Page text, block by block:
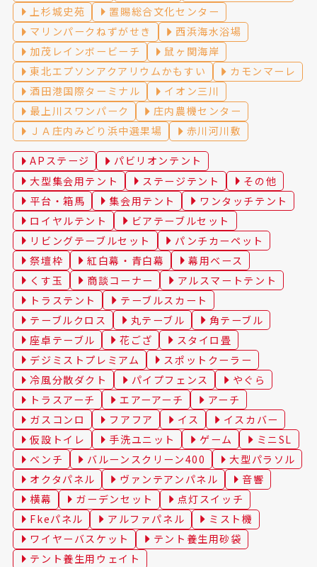
上杉城史苑
置賜総合文化センター
マリンパークねずがせき
西浜海水浴場
加茂レインボービーチ
鼠ヶ関海岸
東北エプソンアクアリウムかもすい
カモンマーレ
酒田港国際ターミナル
イオン三川
最上川スワンパーク
庄内農機センター
ＪＡ庄内みどり浜中選果場
赤川河川敷
APステージ
パビリオンテント
大型集会用テント
ステージテント
その他
平台・箱馬
集会用テント
ワンタッチテント
ロイヤルテント
ビアテーブルセット
リビングテーブルセット
パンチカーペット
祭壇枠
紅白幕・青白幕
幕用ベース
くす玉
商談コーナー
アルスマートテント
トラステント
テーブルスカート
テーブルクロス
丸テーブル
角テーブル
座卓テーブル
花ござ
スタイロ畳
デジミストプレミアム
スポットクーラー
冷風分散ダクト
パイプフェンス
やぐら
トラスアーチ
エアーアーチ
アーチ
ガスコンロ
フアフア イス
イスカバー
仮設トイレ
手洗ユニット ゲーム
ミニSL
ベンチ
バルーンスクリーン400
大型パラソル
オクタパネル
ヴァンテアンパネル
音響
横幕
ガーデンセット
点灯スイッチ
Fkeパネル
アルファパネル
ミスト機
ワイヤーバスケット
テント養生用砂袋
テント養生用ウェイト